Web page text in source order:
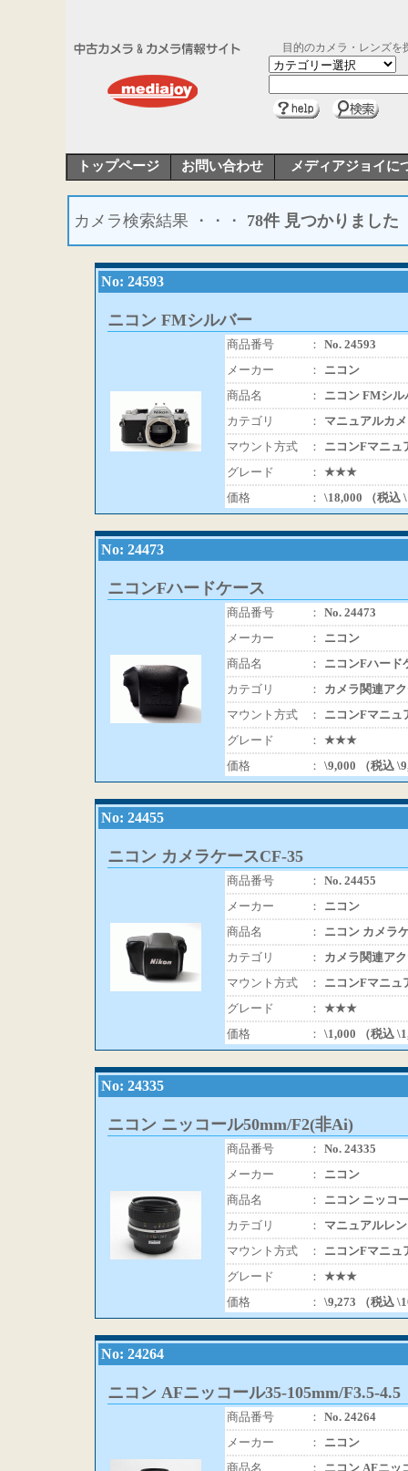
目的のカメラ・レンズを
トップページ お問い合わせ メディアジョイに
カメラ検索結果 ・・・ 78件 見つかりました
No: 24593
ニコン FMシルバー
商品番号 ： No. 24593
メーカー
：
ニコン
商品名
：
ニコン FMシル
カテゴリ
：
マニュアルカ
マウント方式
：
ニコンFマニュ
グレード
： ★★★
価格
： \18,000 （税込
No: 24473
ニコンFハードケース
商品番号 ： No. 24473
メーカー
：
ニコン
商品名
：
ニコンFハード
カテゴリ
：
カメラ関連ア
マウント方式
：
ニコンFマニュ
グレード
： ★★★
価格
： \9,000 （税込
No: 24455
ニコン カメラケースCF-35
商品番号 ： No. 24455
メーカー
：
ニコン
商品名
：
ニコン カメラ
カテゴリ
：
カメラ関連ア
マウント方式
：
ニコンFマニュ
グレード
： ★★★
価格
： \1,000 （税込
No: 24335
ニコン ニッコール50mm/F2(非Ai)
商品番号 ： No. 24335
メーカー
：
ニコン
商品名
：
ニコン ニッコ
カテゴリ
：
マニュアルレ
マウント方式
：
ニコンFマニュ
グレード
： ★★★
価格
： \9,273 （税込
No: 24264
ニコン AFニッコール35-105mm/F3.5-4.5
商品番号 ： No. 24264
メーカー
：
ニコン
商品名
：
ニコン AFニッ